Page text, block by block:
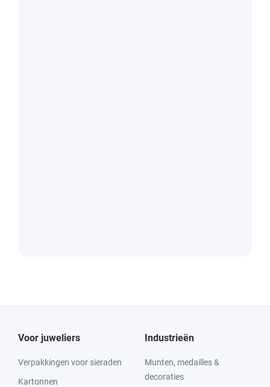
Voor juweliers
Verpakkingen voor sieraden
Kartonnen
Industrieën
Munten, medailles &
decoraties